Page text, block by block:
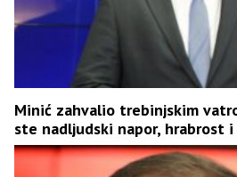
Minić zahvalio trebinjskim
ste nadljudski napor, hrabrost